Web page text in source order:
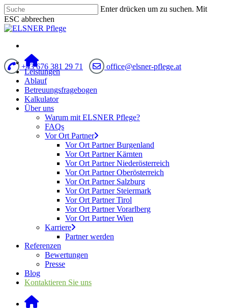
Enter drücken um zu suchen. Mit
ESC abbrechen
+43 676 381 29 71 office@elsner-pflege.at
Leistungen
Ablauf
Betreuungsfragebogen
Kalkulator
Über uns
Warum mit ELSNER Pflege?
FAQs
Vor Ort Partner
Vor Ort Partner Burgenland
Vor Ort Partner Kärnten
Vor Ort Partner Niederösterreich
Vor Ort Partner Oberösterreich
Vor Ort Partner Salzburg
Vor Ort Partner Steiermark
Vor Ort Partner Tirol
Vor Ort Partner Vorarlberg
Vor Ort Partner Wien
Karriere
Partner werden
Referenzen
Bewertungen
Presse
Blog
Kontaktieren Sie uns